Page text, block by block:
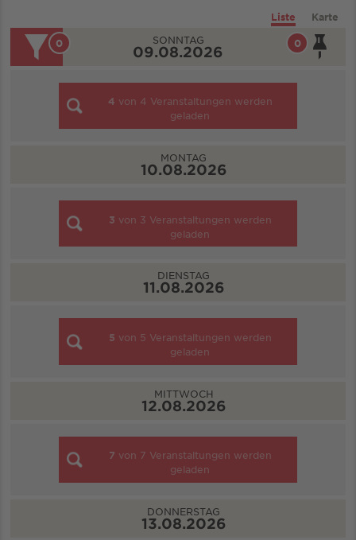
Liste Karte
0
0 SONNTAG
09.08.2026
4 von 4 Veranstaltungen werden
geladen
MONTAG
10.08.2026
3 von 3 Veranstaltungen werden
geladen
DIENSTAG
11.08.2026
5 von 5 Veranstaltungen werden
geladen
MITTWOCH
12.08.2026
7 von 7 Veranstaltungen werden
geladen
DONNERSTAG
13.08.2026